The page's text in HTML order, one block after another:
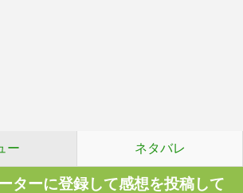
ー ネタバレ
ターに登録して感想を投稿して